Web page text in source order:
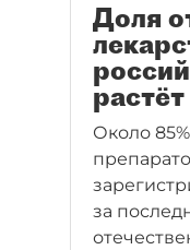
Доля
растёт
Около
за